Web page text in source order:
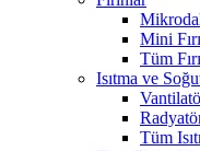
Mini
Tüm
Isıtma ve
Tüm